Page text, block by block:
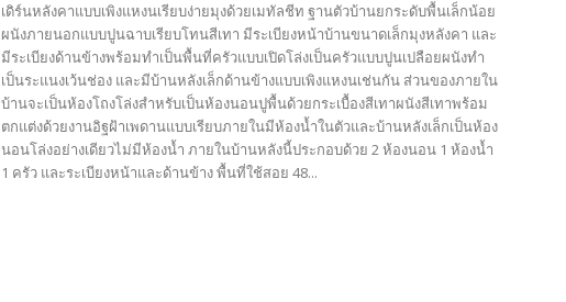
เดิร์นหลังคาแบบเพิงแหงนเรียบง่ายมุงด้วยเมทัลชีท ฐานตัวบ้านยกระดับพื้นเล็กน้อย
ผนังภายนอกแบบปูนฉาบเรียบโทนสีเทา มีระเบียงหน้าบ้านขนาดเล็กมุงหลังคา และ
มีระเบียงด้านข้างพร้อมทำเป็นพื้นที่ครัวแบบเปิดโล่งเป็นครัวแบบปูนเปลือยผนังทำ
เป็นระแนงเว้นช่อง และมีบ้านหลังเล็กด้านข้างแบบเพิงแหงนเช่นกัน ส่วนของภายใน
บ้านจะเป็นห้องโถงโล่งสำหรับเป็นห้องนอนปูพื้นด้วยกระเบื้องสีเทาผนังสีเทาพร้อม
ตกแต่งด้วยงานอิฐฝ้าเพดานแบบเรียบภายในมีห้องน้ำในตัวและบ้านหลังเล็กเป็นห้อง
นอนโล่งอย่างเดียวไม่มีห้องน้ำ ภายในบ้านหลังนี้ประกอบด้วย 2 ห้องนอน 1 ห้องน้ำ
1 ครัว และระเบียงหน้าและด้านข้าง พื้นที่ใช้สอย 48...